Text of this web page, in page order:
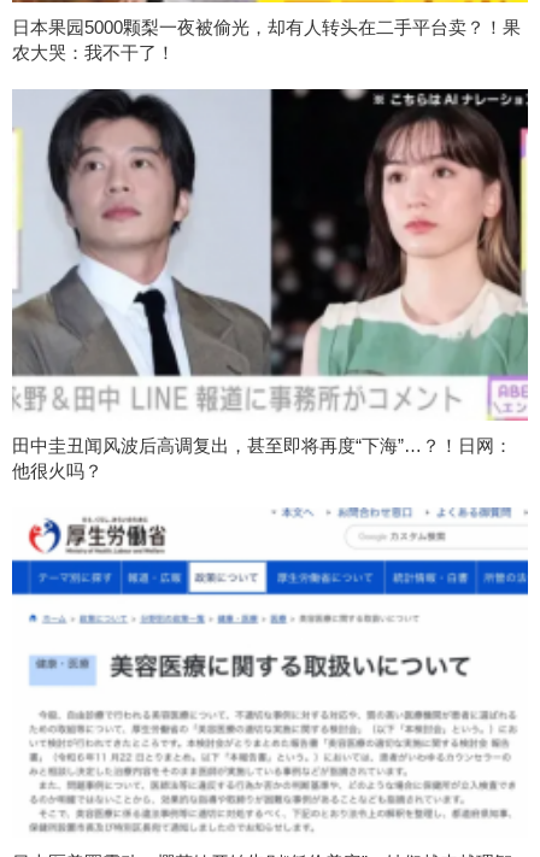
日本果园5000颗梨一夜被偷光，却有人转头在二手平台卖？！果
农大哭：我不干了！
田中圭丑闻风波后高调复出，甚至即将再度“下海”…？！日网：
他很火吗？